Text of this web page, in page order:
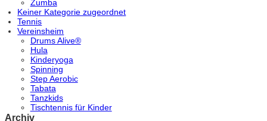
Zumba
Keiner Kategorie zugeordnet
Tennis
Vereinsheim
Drums Alive®
Hula
Kinderyoga
Spinning
Step Aerobic
Tabata
Tanzkids
Tischtennis für Kinder
Archiv